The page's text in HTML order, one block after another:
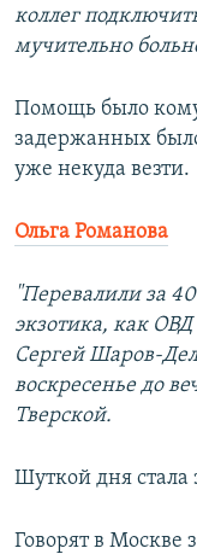
коллег
мучительно
Помощь было кому
задержанных
уже некуда везти.
Ольга Романова
"Перевалили за
экзотика, как
Сергей Шаров-
воскресенье до
Тверской.
Шуткой дня стала
Говорят в Москве